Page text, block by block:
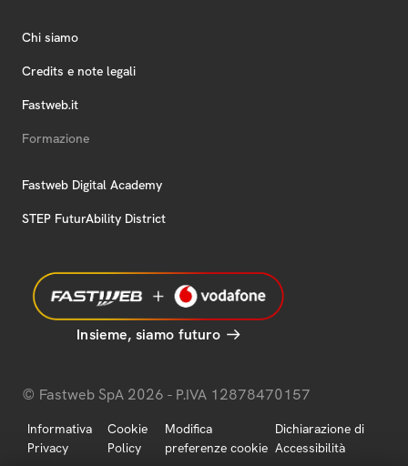
Chi siamo
Credits e note legali
Fastweb.it
Formazione
Fastweb Digital Academy
STEP FuturAbility District
Insieme, siamo futuro
© Fastweb SpA 2026 - P.IVA 12878470157
Informativa
Privacy
Cookie
Policy
Modifica
preferenze cookie
Dichiarazione di
Accessibilità